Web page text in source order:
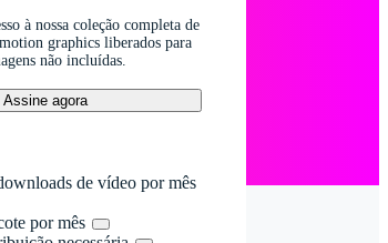
à nossa coleção completa de
graphics liberados para
não incluídas.
Assine agora
de vídeo por mês
por mês